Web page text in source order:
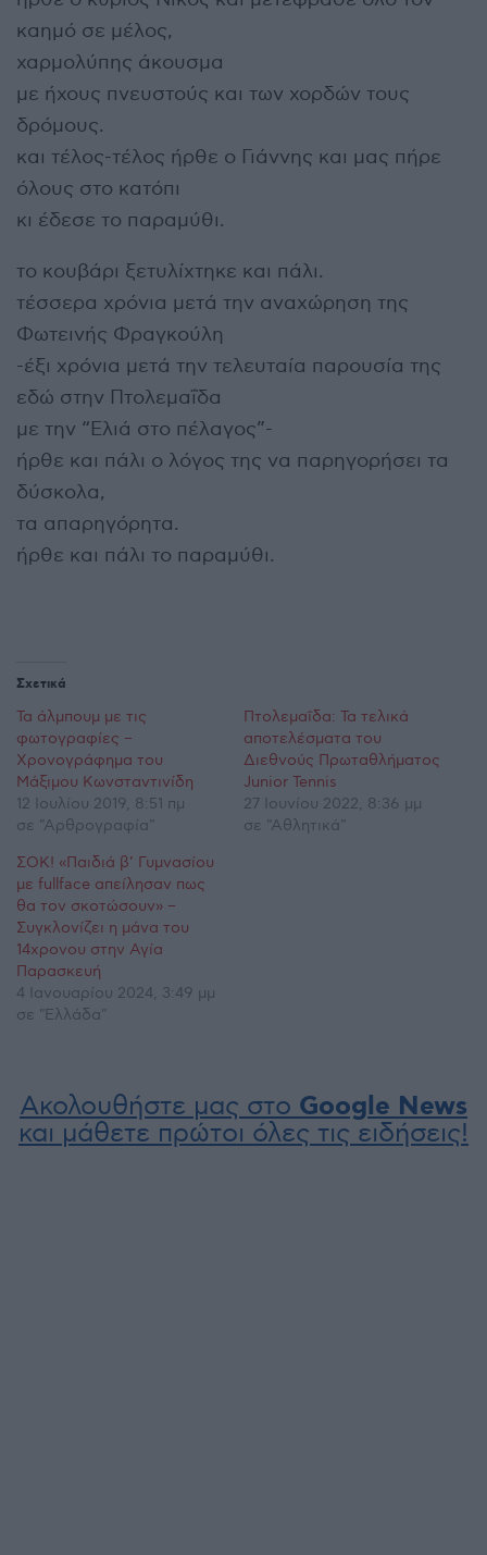
καημό σε μέλος,
χαρμολύπης άκουσμα
με ήχους πνευστούς και των χορδών τους
δρόμους.
και τέλος-τέλος ήρθε ο Γιάννης και μας πήρε
όλους στο κατόπι
κι έδεσε το παραμύθι.
το κουβάρι ξετυλίχτηκε και πάλι.
τέσσερα χρόνια μετά την αναχώρηση της
Φωτεινής Φραγκούλη
-έξι χρόνια μετά την τελευταία παρουσία της
εδώ στην Πτολεμαΐδα
με την “Ελιά στο πέλαγος”-
ήρθε και πάλι ο λόγος της να παρηγορήσει τα
δύσκολα,
τα απαρηγόρητα.
ήρθε και πάλι το παραμύθι.
Σχετικά
Τα άλμπουμ με τις
φωτογραφίες –
Χρονογράφημα του
Μάξιμου Κωνσταντινίδη
12 Ιουλίου 2019, 8:51 πμ
σε "Αρθρογραφία"
Πτολεμαΐδα: Τα τελικά
αποτελέσματα του
Διεθνούς Πρωταθλήματος
Junior Tennis
27 Ιουνίου 2022, 8:36 μμ
σε "Αθλητικά"
ΣΟΚ! «Παιδιά β’ Γυμνασίου
με fullface απείλησαν πως
θα τον σκοτώσουν» –
Συγκλονίζει η μάνα του
14χρονου στην Αγία
Παρασκευή
4 Ιανουαρίου 2024, 3:49 μμ
σε "Ελλάδα"
Ακολουθήστε μας στο Google News
και μάθετε πρώτοι όλες τις ειδήσεις!